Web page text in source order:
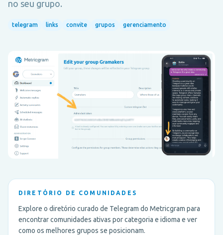
no seu grupo.
telegram links convite grupos gerenciamento
DIRETÓRIO DE COMUNIDADES
Explore o diretório curado de Telegram do Metricgram para
encontrar comunidades ativas por categoria e idioma e ver
como os melhores grupos se posicionam.